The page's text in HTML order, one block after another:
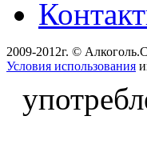
2009-2012г. ©
Условия использования